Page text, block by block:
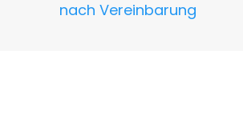
nach Vereinbarung